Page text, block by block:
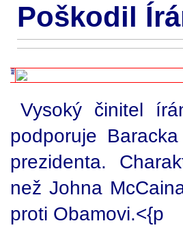
Poškodil
Vysoký činitel
podporuje
prezidenta.
než Johna
proti Obamovi.<{p